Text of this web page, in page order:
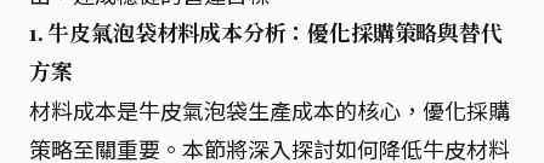
1. 牛皮氣泡袋材料成本分析：優化採購策略與替代
方案
材料成本是牛皮氣泡袋生產成本的核心，優化採購
策略至關重要。本節將深入探討如何降低牛皮材料